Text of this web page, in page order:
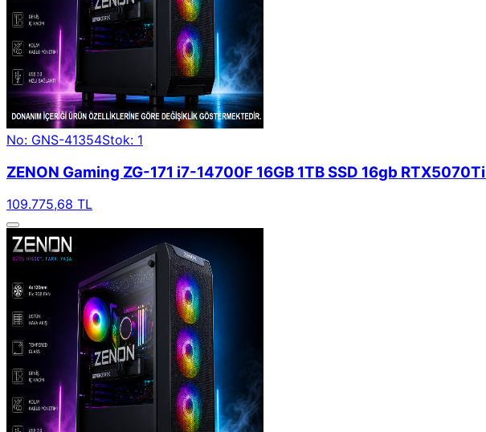
No: GNS-41354Stok: 1
ZENON Gaming ZG-171 i7-14700F 16GB 1TB SSD 16gb
109.775,68 TL